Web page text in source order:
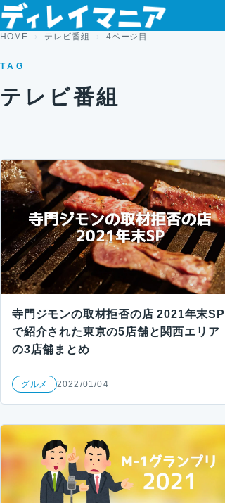
コンテンツへスキップ
HOME テレビ番組 4ページ目
TAG
テレビ番組
寺門ジモンの取材拒否の店 2021年末SP
で紹介された東京の5店舗と関西エリア
の3店舗まとめ
グルメ 2022/01/04